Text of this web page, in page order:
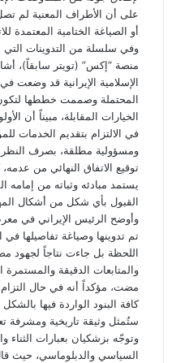
مع
ب
ر
ا
ل
ب
ر
ي
د
على أن الأطراف المعنية لم
أو الصياغة الختامية المعتمدة
وفي سلسلة من التدوينات
منصة “إكس” (تويتر سابقاً)،
الإسلامية الإيرانية قد وضعت
المحتملة وصممت خططها
الخيارات المقابلة، مبيناً أن
في الالتزام بتقديم الخدمات
ومسؤولية مطلقة، بصرف
توقيع الاتفاق النهائي من
يستمد مبادئه وثباته من إمامه
القبول بأي شكل من أشكال
وأوضح الرئيس الإيراني في
تم تدوينها وصياغة تفاصيلها
اللحظة بل جاءت نتاجاً لجهود
والمتابعات الدقيقة
مضت، مؤكداً أنه في حال التزام
كافة البنود الواردة فيها
ستُمثل وثيقة تاريخية ومشرفة
وتوجّه بزشكيان بعبارات الثناء
السياسي والدبلوماسي، حيث